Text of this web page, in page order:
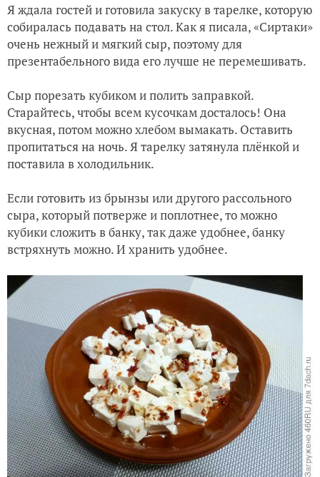
Я ждала гостей и готовила закуску в тарелке, которую
собиралась подавать на стол. Как я писала, «Сиртаки»
очень нежный и мягкий сыр, поэтому для
презентабельного вида его лучше не перемешивать.
Сыр порезать кубиком и полить заправкой.
Старайтесь, чтобы всем кусочкам досталось! Она
вкусная, потом можно хлебом вымакать. Оставить
пропитаться на ночь. Я тарелку затянула плёнкой и
поставила в холодильник.
Если готовить из брынзы или другого рассольного
сыра, который потверже и поплотнее, то можно
кубики сложить в банку, так даже удобнее, банку
встряхнуть можно. И хранить удобнее.